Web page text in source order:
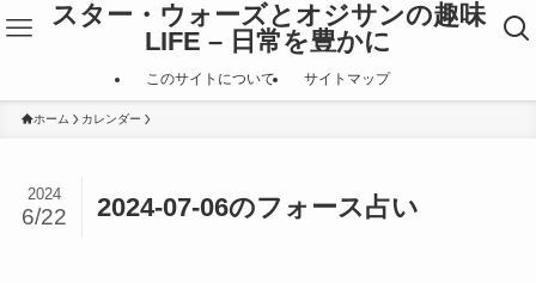
スター・ウォーズとオジサンの趣味
LIFE – 日常を豊かに
このサイトについて サイトマップ
ホーム カレンダー
2024-07-06のフォース占い
2024
6/22